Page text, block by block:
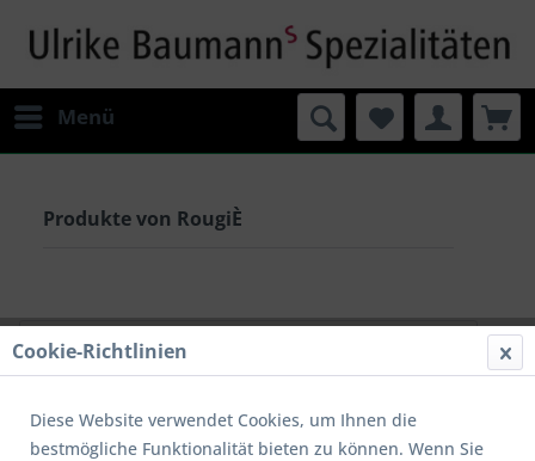
Menü
Produkte von RougiÈ
Filtern
Cookie-Richtlinien
Diese Website verwendet Cookies, um Ihnen die
bestmögliche Funktionalität bieten zu können. Wenn Sie